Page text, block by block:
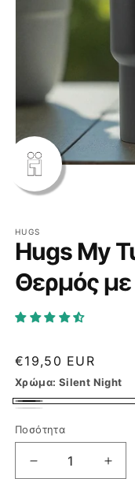
Άνοιγμα
παράθυρο
HUGS
Hugs My
Θερμός
Κανονική
τιμή
€19,50 EUR
Χρώμα: Silent Night
Silent
Night
Feel
Ποσότητα
Μείωση